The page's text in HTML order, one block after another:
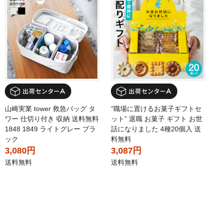
山崎実業 tower 救急バッグ タ
ワー 仕切り付き 収納 送料無料
1848 1849 ライトグレー ブラ
ック
3,080円
送料無料
”職場に置けるお菓子ギフトセ
ット” 退職 お菓子 ギフト お世
話になりました 4種20個入 送
料無料
3,087円
送料無料